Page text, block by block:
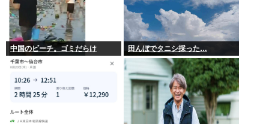
中国のビーチ。ゴミだらけ 田んぼでタニシ採った…